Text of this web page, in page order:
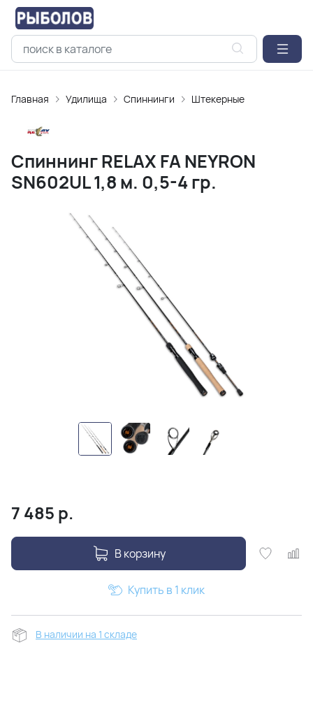
Главная Удилищa Спиннинги Штекерные
Спиннинг RELAX FA NEYRON
SN602UL 1,8 м. 0,5-4 гр.
7 485 р.
В корзину
Купить в 1 клик
В наличии на 1 складе